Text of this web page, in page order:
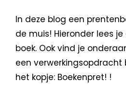
In deze blog een
de muis! Hieronder lees
boek. Ook vind je
een verwerkingsopdracht
het kopje: Boekenpret! !